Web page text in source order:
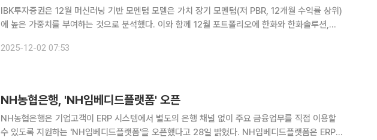
IBK투자증권은 12월 머신러닝 기반 모멘텀 모델은 가치 장기 모멘텀(저 PBR, 12개월 수익률 상위)
에 높은 가중치를 부여하는 것으로 분석했다. 이와 함께 12월 포트폴리오에 한화와 한화솔루션,
T&D, 코오롱, 현대백화점, OCI홀딩스, 다우기술
2025-12-02 07:53
NH농협은행, 'NH임베디드플랫폼' 오픈
NH농협은행은 기업고객이 ERP 시스템에서 별도의 은행 채널 없이 주요 금융업무를 직접 이용할
수 있도록 지원하는 'NH임베디드플랫폼'을 오픈했다고 28일 밝혔다. NH임베디드플랫폼은 ERP